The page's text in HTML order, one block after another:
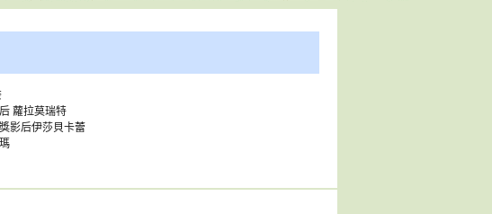
蘿拉莫瑞特
影后伊莎貝卡蕾